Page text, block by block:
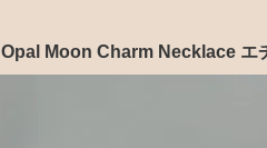
Opal Moon Charm Necklace エ